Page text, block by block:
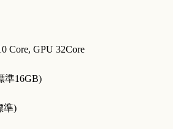
Core, GPU 32Core
準16GB)
準)